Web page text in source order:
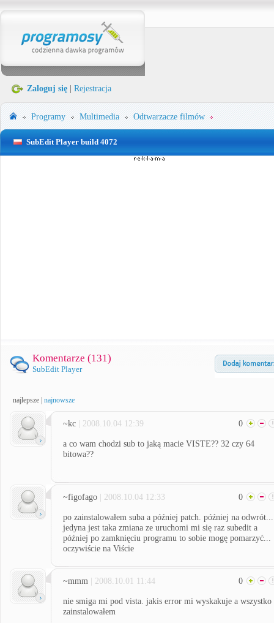
Zaloguj się Rejestracja
Programy Multimedia Odtwarzacze filmów
SubEdit Player build 4072
Komentarze (131)
SubEdit Player
najlepsze najnowsze
~kc | 2008.10.04 12:39 0
a co wam chodzi sub to jaką macie VISTE?? 32 czy 64
bitowa??
~figofago | 2008.10.04 12:33 0
po zainstalowałem suba a później patch. później na odwrót...
jedyna jest taka zmiana ze uruchomi mi się raz subedit a
później po zamknięciu programu to sobie mogę pomarzyć...
oczywiście na Viście
~mmm | 2008.10.01 11:44 0
nie smiga mi pod vista. jakis error mi wyskakuje a wszystko
zainstalowałem